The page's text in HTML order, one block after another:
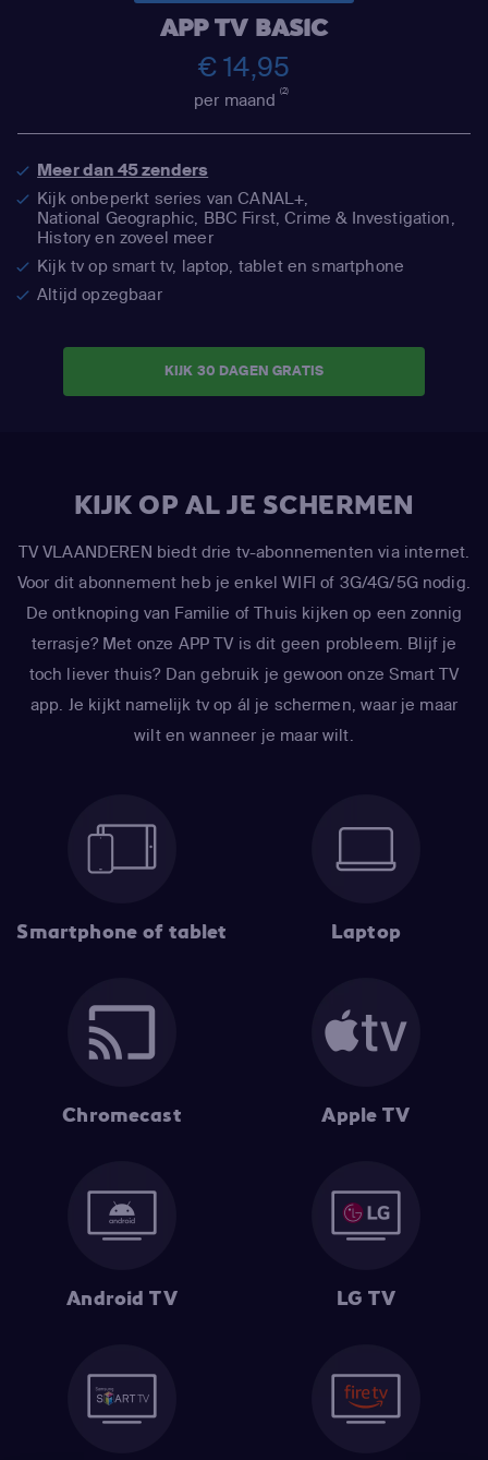
APP TV BASIC
€ 14,95
per maand(2)
Meer dan 45 zenders
Kijk onbeperkt series van CANAL+,
National Geographic, BBC First, Crime & Investigation,
History en zoveel meer
Kijk tv op smart tv, laptop, tablet en smartphone
Altijd opzegbaar
KIJK 30 DAGEN GRATIS
KIJK OP AL JE SCHERMEN
TV VLAANDEREN biedt drie tv-abonnementen via internet.
Voor dit abonnement heb je enkel WIFI of 3G/4G/5G nodig.
De ontknoping van Familie of Thuis kijken op een zonnig
terrasje? Met onze APP TV is dit geen probleem. Blijf je
toch liever thuis? Dan gebruik je gewoon onze Smart TV
app. Je kijkt namelijk tv op ál je schermen, waar je maar
wilt en wanneer je maar wilt.
Smartphone of tablet Laptop
Chromecast Apple TV
Android TV LG TV